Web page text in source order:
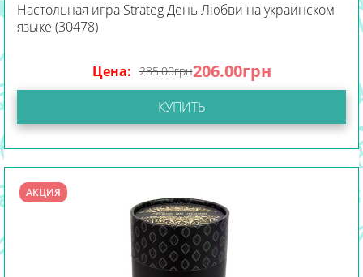
Настольная игра Strateg День Любви на украинском
языке (30478)
Цена: 285.00грн206.00грн
КУПИТЬ
АКЦИЯ